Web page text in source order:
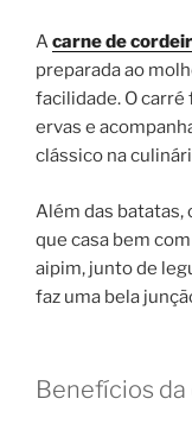
Acarne de
preparada ao
facilidade. O
ervas e
clássico na
Além das
que casa bem
aipim, junto de
faz uma bela
Benefícios